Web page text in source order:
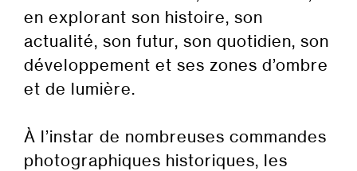
en explorant son histoire, son
actualité, son futur, son quotidien, son
développement et ses zones d’ombre
et de lumière.
À l’instar de nombreuses commandes
photographiques historiques, les